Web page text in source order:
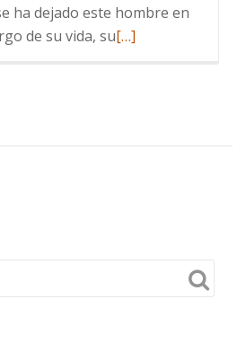
ha dejado este hombre en
de su vida, suLeer
[…]